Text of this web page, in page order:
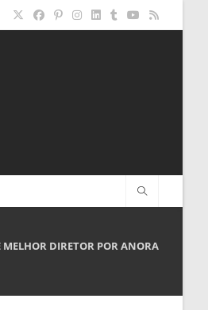
MELHOR DIRETOR POR ANORA